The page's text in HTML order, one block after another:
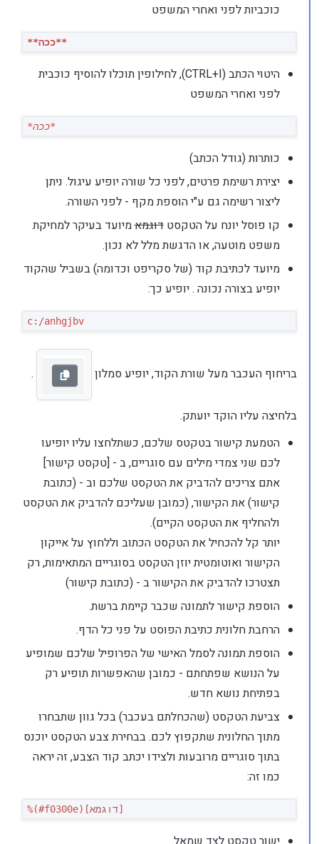
כוכביות לפני ואחרי המשפט
**ככה**
היטוי הכתב (CTRL+I), לחילופין תוכלו להוסיף כוכבית
לפני ואחרי המשפט
*ככה*
כותרות (גודל הכתב)
יצירת רשימת פרטים, לפני כל שורה יופיע עיגול. ניתן
ליצור רשימה גם ע"י הוספת מקף - לפני השורה.
קו פוסל יונח על הטקסטדוגמאמיועד בעיקר למחיקת
משפט מוטעה, או הדגשת מלל לא נכון.
מיועד לכתיבת קוד (של סקריפט וכדומה) בשביל שהקוד
יופיע בצורה נכונה . יופיע כך:
בריחוף העכבר מעל שורת הקוד, יופיע סמלון .
בלחיצה עליו הוקד יועתק.
הטמעת קישור בטקטס שלכם, כשתלחצו עליו יופיעו
לכם שני צמדי מילים עם סוגריים, ב - [טקסט קישור]
אתם צריכים להדביק את הטקסט שלכם וב - (כתובת
קישור) את הקישור, (כמובן שעליכם להדביק את הטקסט
ולהחליף את הטקסט הקיים).
יותר קל להכחיל את הטקסט הכתוב וללחוץ על אייקון
הקישור ואוטומטית יוזן הטקסט בסוגריים המתאימות, רק
תצטרכו להדביק את הקישור ב - (כתובת קישור)
הוספת קישור לתמונה שכבר קיימת ברשת.
הרחבת חלונית כתיבת הפוסט על פני כל הדף.
הוספת תמונה לסמל האישי של הפרופיל שלכם שמופיע
על הנושא שפתחתם - כמובן שהאפשרות תופיע רק
בפתיחת נושא חדש.
צביעת הטקסט (שהכחלתם בעכבר) בכל גוון שתבחרו
מתוך החלונית שתקפוץ לכם. בבחירת צבע הטקסט יוכנס
בתוך סוגריים מרובעות ולצידו יכתב קוד הצבע, זה יראה
כמו זה:
%(#f0300e) [דוגמא]